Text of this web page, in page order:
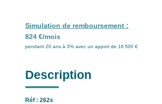
Simulation de remboursement :
824 €/mois
pendant 20 ans à 3% avec un apport de 16 500 €
Description
Réf : 262s